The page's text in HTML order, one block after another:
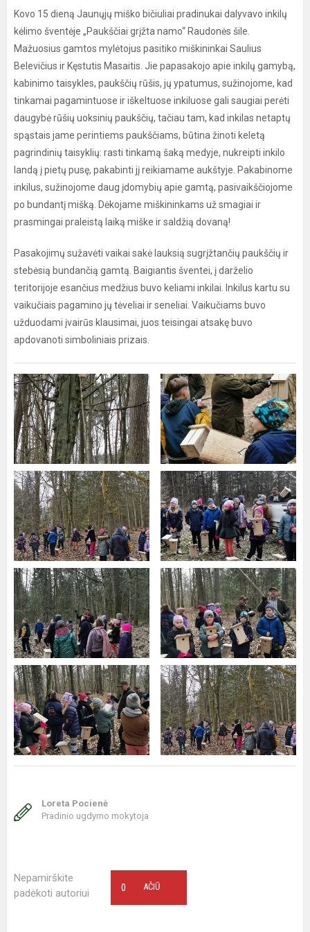
Kovo 15 dieną Jaunųjų miško bičiuliai pradinukai dalyvavo inkilų
kėlimo šventėje „Paukščiai grįžta namo“ Raudonės šile.
Mažuosius gamtos mylėtojus pasitiko miškininkai Saulius
Belevičius ir Kęstutis Masaitis. Jie papasakojo apie inkilų gamybą,
kabinimo taisykles, paukščių rūšis, jų ypatumus, sužinojome, kad
tinkamai pagamintuose ir iškeltuose inkiluose gali saugiai perėti
daugybė rūšių uoksinių paukščių, tačiau tam, kad inkilas netaptų
spąstais jame perintiems paukščiams, būtina žinoti keletą
pagrindinių taisyklių: rasti tinkamą šaką medyje, nukreipti inkilo
landą į pietų pusę, pakabinti jį reikiamame aukštyje. Pakabinome
inkilus, sužinojome daug įdomybių apie gamtą, pasivaikščiojome
po bundantį mišką. Dėkojame miškininkams už smagiai ir
prasmingai praleistą laiką miške ir saldžią dovaną!
Pasakojimų sužavėti vaikai sakė lauksią sugrįžtančių paukščių ir
stebėsią bundančią gamtą. Baigiantis šventei, į darželio
teritorijoje esančius medžius buvo keliami inkilai. Inkilus kartu su
vaikučiais pagamino jų tėveliai ir seneliai. Vaikučiams buvo
užduodami įvairūs klausimai, juos teisingai atsakę buvo
apdovanoti simboliniais prizais.
Loreta Pocienė
Pradinio ugdymo mokytoja
Nepamirškite
padėkoti autoriui
AČIŪ
0